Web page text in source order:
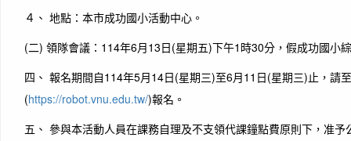
４、 地點：本市成功國小活動中心。
(二) 領隊會議：114年6月13日(星期五)下午1時30分，假成功國小
四、 報名期間自114年5月14日(星期三)至6月11日(星期三)止，請
(https://robot.vnu.edu.tw/)報名。
五、 參與本活動人員在課務自理及不支領代課鐘點費原則下，准